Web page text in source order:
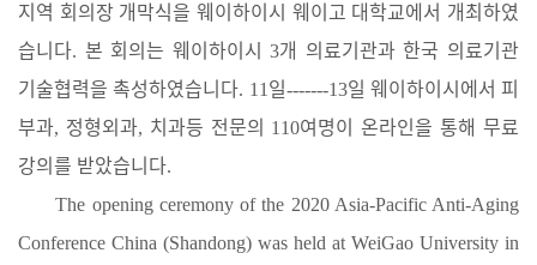
지역 회의장 개막식을 웨이하이시 웨이고 대학교에서 개최하였
습니다. 본 회의는 웨이하이시 3개 의료기관과 한국 의료기관
기술협력을 촉성하였습니다. 11일-------13일 웨이하이시에서 피
부과, 정형외과, 치과등 전문의 110여명이 온라인을 통해 무료
강의를 받았습니다.
The opening ceremony of the 2020 Asia-Pacific Anti-Aging
Conference China (Shandong) was held at WeiGao University in